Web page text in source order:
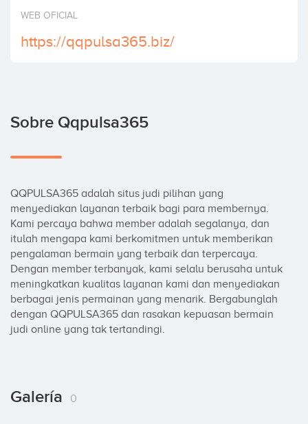
Invertir
WEB OFICIAL
https://qqpulsa365.biz/
Sobre Qqpulsa365
QQPULSA365 adalah situs judi pilihan yang
menyediakan layanan terbaik bagi para membernya.
Kami percaya bahwa member adalah segalanya, dan
itulah mengapa kami berkomitmen untuk memberikan
pengalaman bermain yang terbaik dan terpercaya.
Dengan member terbanyak, kami selalu berusaha untuk
meningkatkan kualitas layanan kami dan menyediakan
berbagai jenis permainan yang menarik. Bergabunglah
dengan QQPULSA365 dan rasakan kepuasan bermain
judi online yang tak tertandingi.
Galería 0